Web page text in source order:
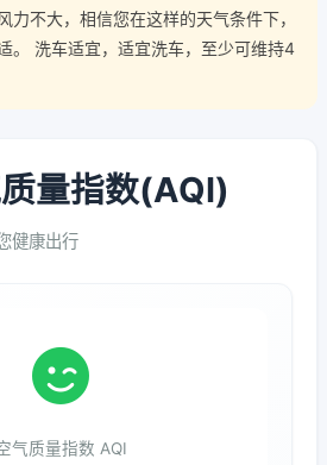
力不大，相信您在这样的天气条件下，
。 洗车适宜，适宜洗车，至少可维持4
量指数(AQI)
健康出行
气质量指数 AQI